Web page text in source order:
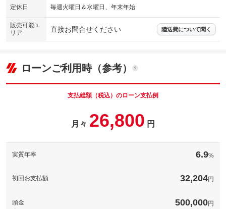
定休日 毎週火曜日＆水曜日、年末年始
販売可能エ
リア
直接お問合せください 陸送費について聞く
ローンご利用時（参考）
支払総額（税込）のローン支払例
月々 26,800 円
実質年率 6.9%
初回お支払額 32,204円
頭金 500,000円